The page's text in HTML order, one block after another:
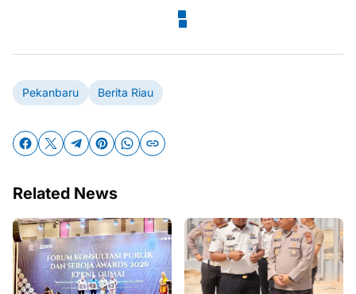
Pekanbaru Berita Riau
Related News